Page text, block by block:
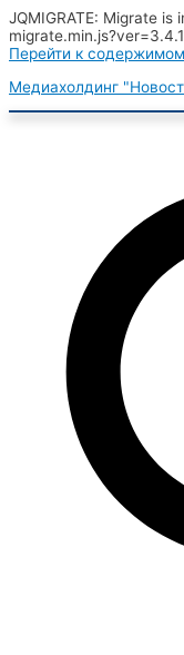
JQMIGRATE: Migrate
Перейти к
Медиахолдинг